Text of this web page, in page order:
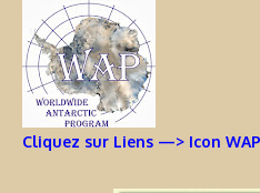
Cliquez sur Liens —> Icon WAP